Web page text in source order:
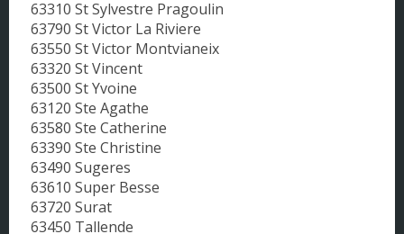
63310 St Sylvestre Pragoulin
63790 St Victor La Riviere
63550 St Victor Montvianeix
63320 St Vincent
63500 St Yvoine
63120 Ste Agathe
63580 Ste Catherine
63390 Ste Christine
63490 Sugeres
63610 Super Besse
63720 Surat
63450 Tallende